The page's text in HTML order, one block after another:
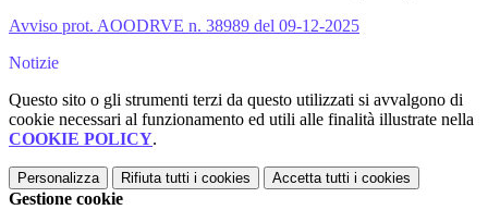
Avviso prot. AOODRVE n. 38989 del 09-12-2025
Notizie
Questo sito o gli strumenti terzi da questo utilizzati si avvalgono di
cookie necessari al funzionamento ed utili alle finalità illustrate nella
COOKIE POLICY.
Personalizza Rifiuta tutti i cookies Accetta tutti i cookies
Gestione cookie